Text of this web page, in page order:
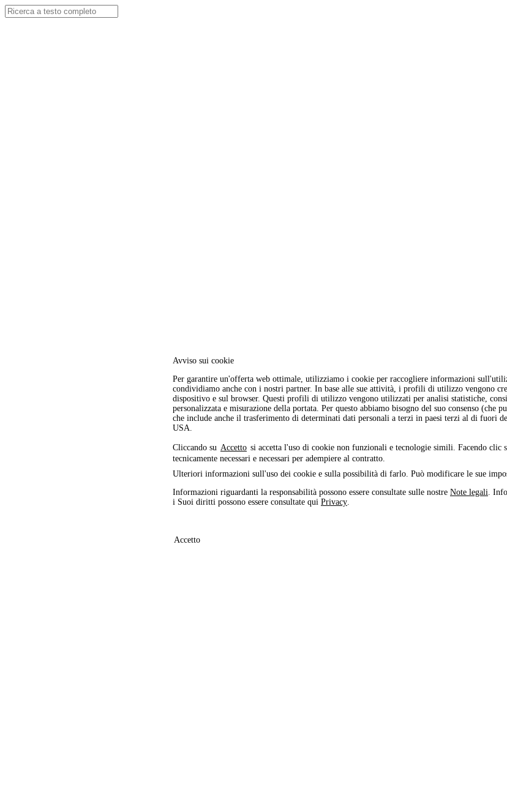
Avviso sui cookie
Per garantire un'offerta web ottimale, utilizziamo i cookie per raccogliere informazioni
condividiamo anche con i nostri partner. In base alle sue attività, i profili di utilizzo vengono
dispositivo e sul browser. Questi profili di utilizzo vengono utilizzati per analisi statistiche,
personalizzata e misurazione della portata. Per questo abbiamo bisogno del suo consenso (che
che include anche il trasferimento di determinati dati personali a terzi in paesi terzi al di fuori
USA.
Cliccando su Accetto si accetta l'uso di cookie non funzionali e tecnologie simili. Facendo clic
tecnicamente necessari e necessari per adempiere al contratto.
Ulteriori informazioni sull'uso dei cookie e sulla possibilità di farlo. Può modificare le sue
Informazioni riguardanti la responsabilità possono essere consultate sulle nostre Note legali .
i Suoi diritti possono essere consultate qui Privacy
Accetto